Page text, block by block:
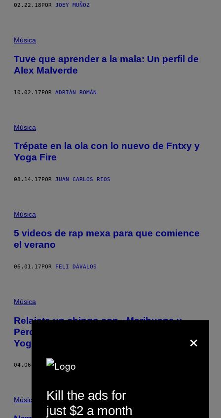
02.22.18 POR JOEY MUÑOZ
Música
Tuve que aprender a la mala: Un perfil de
Alex Malverde
10.02.17POR ADRIÁN ROMÁN
Música
Trépate en la ola con lo nuevo de Fntxy y
Yoga Fire
08.14.17 POR JUAN CARLOS RIOS
Música
5 videos de rap mexa para que comience
el verano
06.01.17POR FELI DÁVALOS
Música
Relajate un chingo con «Marihuana y
Percocet», el nuevo trabuco de Fntxy &
Yoga Fire
04.06.17 POR JOEY MUÑOZ
Música
×
Kill the ads for
just $2 a month